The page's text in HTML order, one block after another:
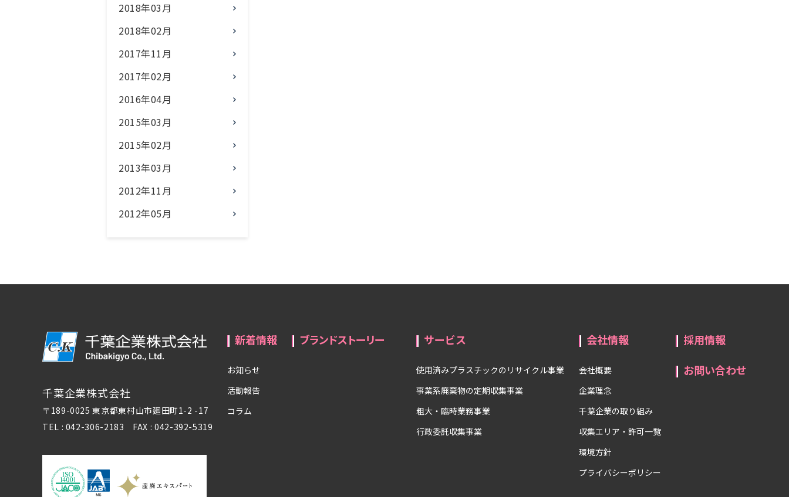
2018年03月
2018年02月
2017年11月
2017年02月
2016年04月
2015年03月
2015年02月
2013年03月
2012年11月
2012年05月
千葉企業株式会社
〒189-0025 東京都東村山市廻田町1-2 -17
TEL : 042-306-2183 FAX : 042-392-5319
新着情報
お知らせ
活動報告
コラム
ブランドストーリー サービス
使用済みプラスチックのリサイクル事業
事業系廃棄物の定期収集事業
粗大・臨時業務事業
行政委託収集事業
会社情報
会社概要
企業理念
千葉企業の取り組み
収集エリア・許可一覧
環境方針
プライバシーポリシー
採用情報
お問い合わせ